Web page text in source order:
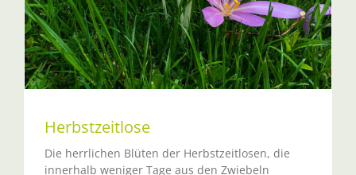
Herbstzeitlose
Die herrlichen Blüten der Herbstzeitlosen, die
innerhalb weniger Tage aus den Zwiebeln